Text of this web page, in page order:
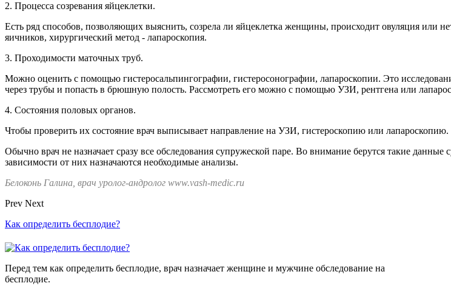
2. Процесса созревания яйцеклетки.
Есть ряд способов, позволяющих выяснить, созрела ли яйцеклетка женщины, происходит овуляция или
яичников, хирургический метод - лапароскопия.
3. Проходимости маточных труб.
Можно оценить с помощью гистеросальпингографии, гистеросонографии, лапароскопии. Это
через трубы и попасть в брюшную полость. Рассмотреть его можно с помощью УЗИ, рентгена или
4. Состояния половых органов.
Чтобы проверить их состояние врач выписывает направление на УЗИ, гистероскопию или лапароскопию.
Обычно врач не назначает сразу все обследования супружеской паре. Во внимание берутся такие
зависимости от них назначаются необходимые анализы.
Белоконь Галина, врач уролог-андролог www.vash-medic.ru
Prev Next
Как определить бесплодие?
Перед тем как определить бесплодие, врач назначает женщине и мужчине обследование на
бесплодие.